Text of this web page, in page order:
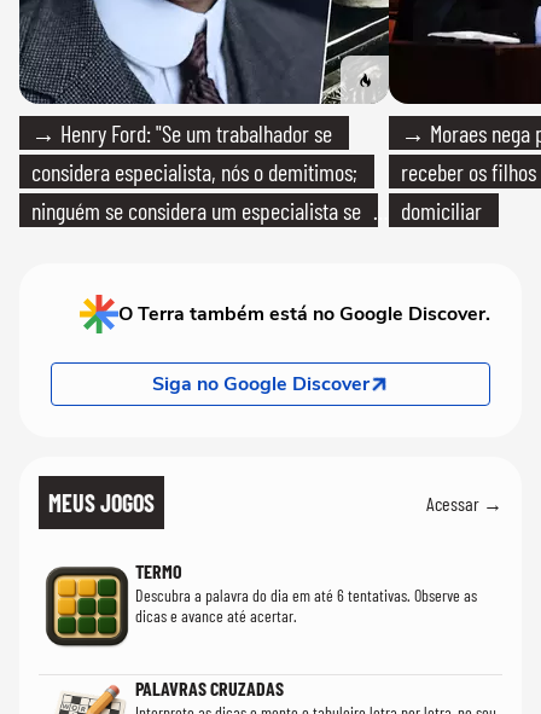
→ Henry Ford: "Se um trabalhador se
considera especialista, nós o demitimos;
ninguém se considera um especialista se
→ Moraes nega
receber os filhos
domiciliar
O Terra também está no Google Discover.
Siga no Google Discover
MEUS JOGOS Acessar →
TERMO
Descubra a palavra do dia em até 6 tentativas. Observe as
dicas e avance até acertar.
PALAVRAS CRUZADAS